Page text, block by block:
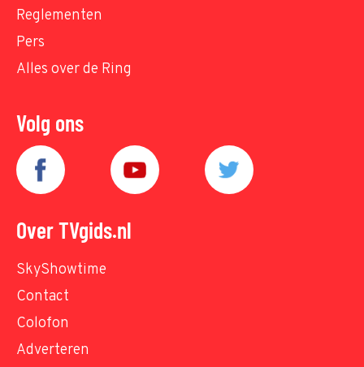
Reglementen
Pers
Alles over de Ring
Volg ons
Over TVgids.nl
SkyShowtime
Contact
Colofon
Adverteren